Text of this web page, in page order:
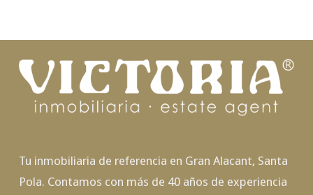
Tu inmobiliaria de referencia en Gran Alacant, Santa
Pola. Contamos con más de 40 años de experiencia